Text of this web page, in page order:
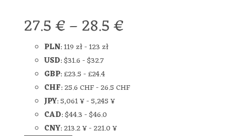
27.5€–28.5€
PLN:119 zł-123 zł
USD:$31.6-$32.7
GBP:£23.5-£24.4
CHF:25.6 CHF-26.5 CHF
JPY:5,061 ¥-5,245 ¥
CAD:$44.3-$46.0
CNY:213.2 ¥-221.0 ¥